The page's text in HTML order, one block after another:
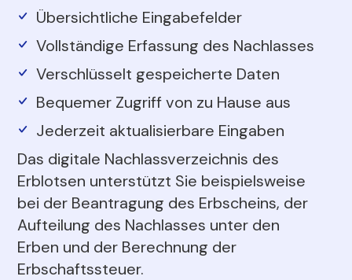
Übersichtliche Eingabefelder
Vollständige Erfassung des Nachlasses
Verschlüsselt gespeicherte Daten
Bequemer Zugriff von zu Hause aus
Jederzeit aktualisierbare Eingaben
Das digitale Nachlassverzeichnis des
Erblotsen unterstützt Sie beispielsweise
bei der Beantragung des Erbscheins, der
Aufteilung des Nachlasses unter den
Erben und der Berechnung der
Erbschaftssteuer.